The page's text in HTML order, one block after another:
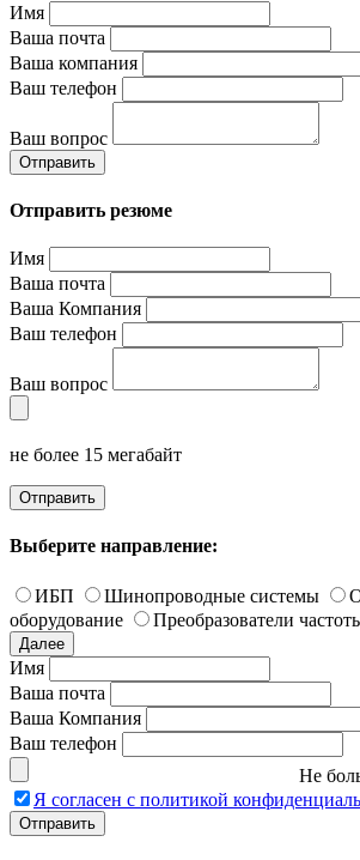
Имя
Ваша почта
Ваша компания
Ваш телефон
Ваш вопрос
Отправить
Отправить резюме
Имя
Ваша почта
Ваша Компания
Ваш телефон
Ваш вопрос
не более 15 мегабайт
Отправить
Выберите направление:
ИБП Шинопроводные системы
оборудование
Преобразователи
Далее
Имя
Ваша почта
Ваша Компания
Ваш телефон
Не
Я согласен с политикой
Отправить